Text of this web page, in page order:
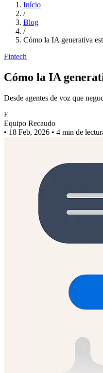
Início
/
Blog
/
Cómo la IA generativa
Fintech
Cómo la IA
Desde agentes de voz que
E
Equipo Recaudo
• 18 Feb, 2026 • 4 min de